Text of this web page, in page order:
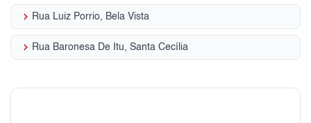
keyboard_arrow_right Rua Luiz Porrio, Bela Vista
keyboard_arrow_right Rua Baronesa De Itu, Santa Cecília